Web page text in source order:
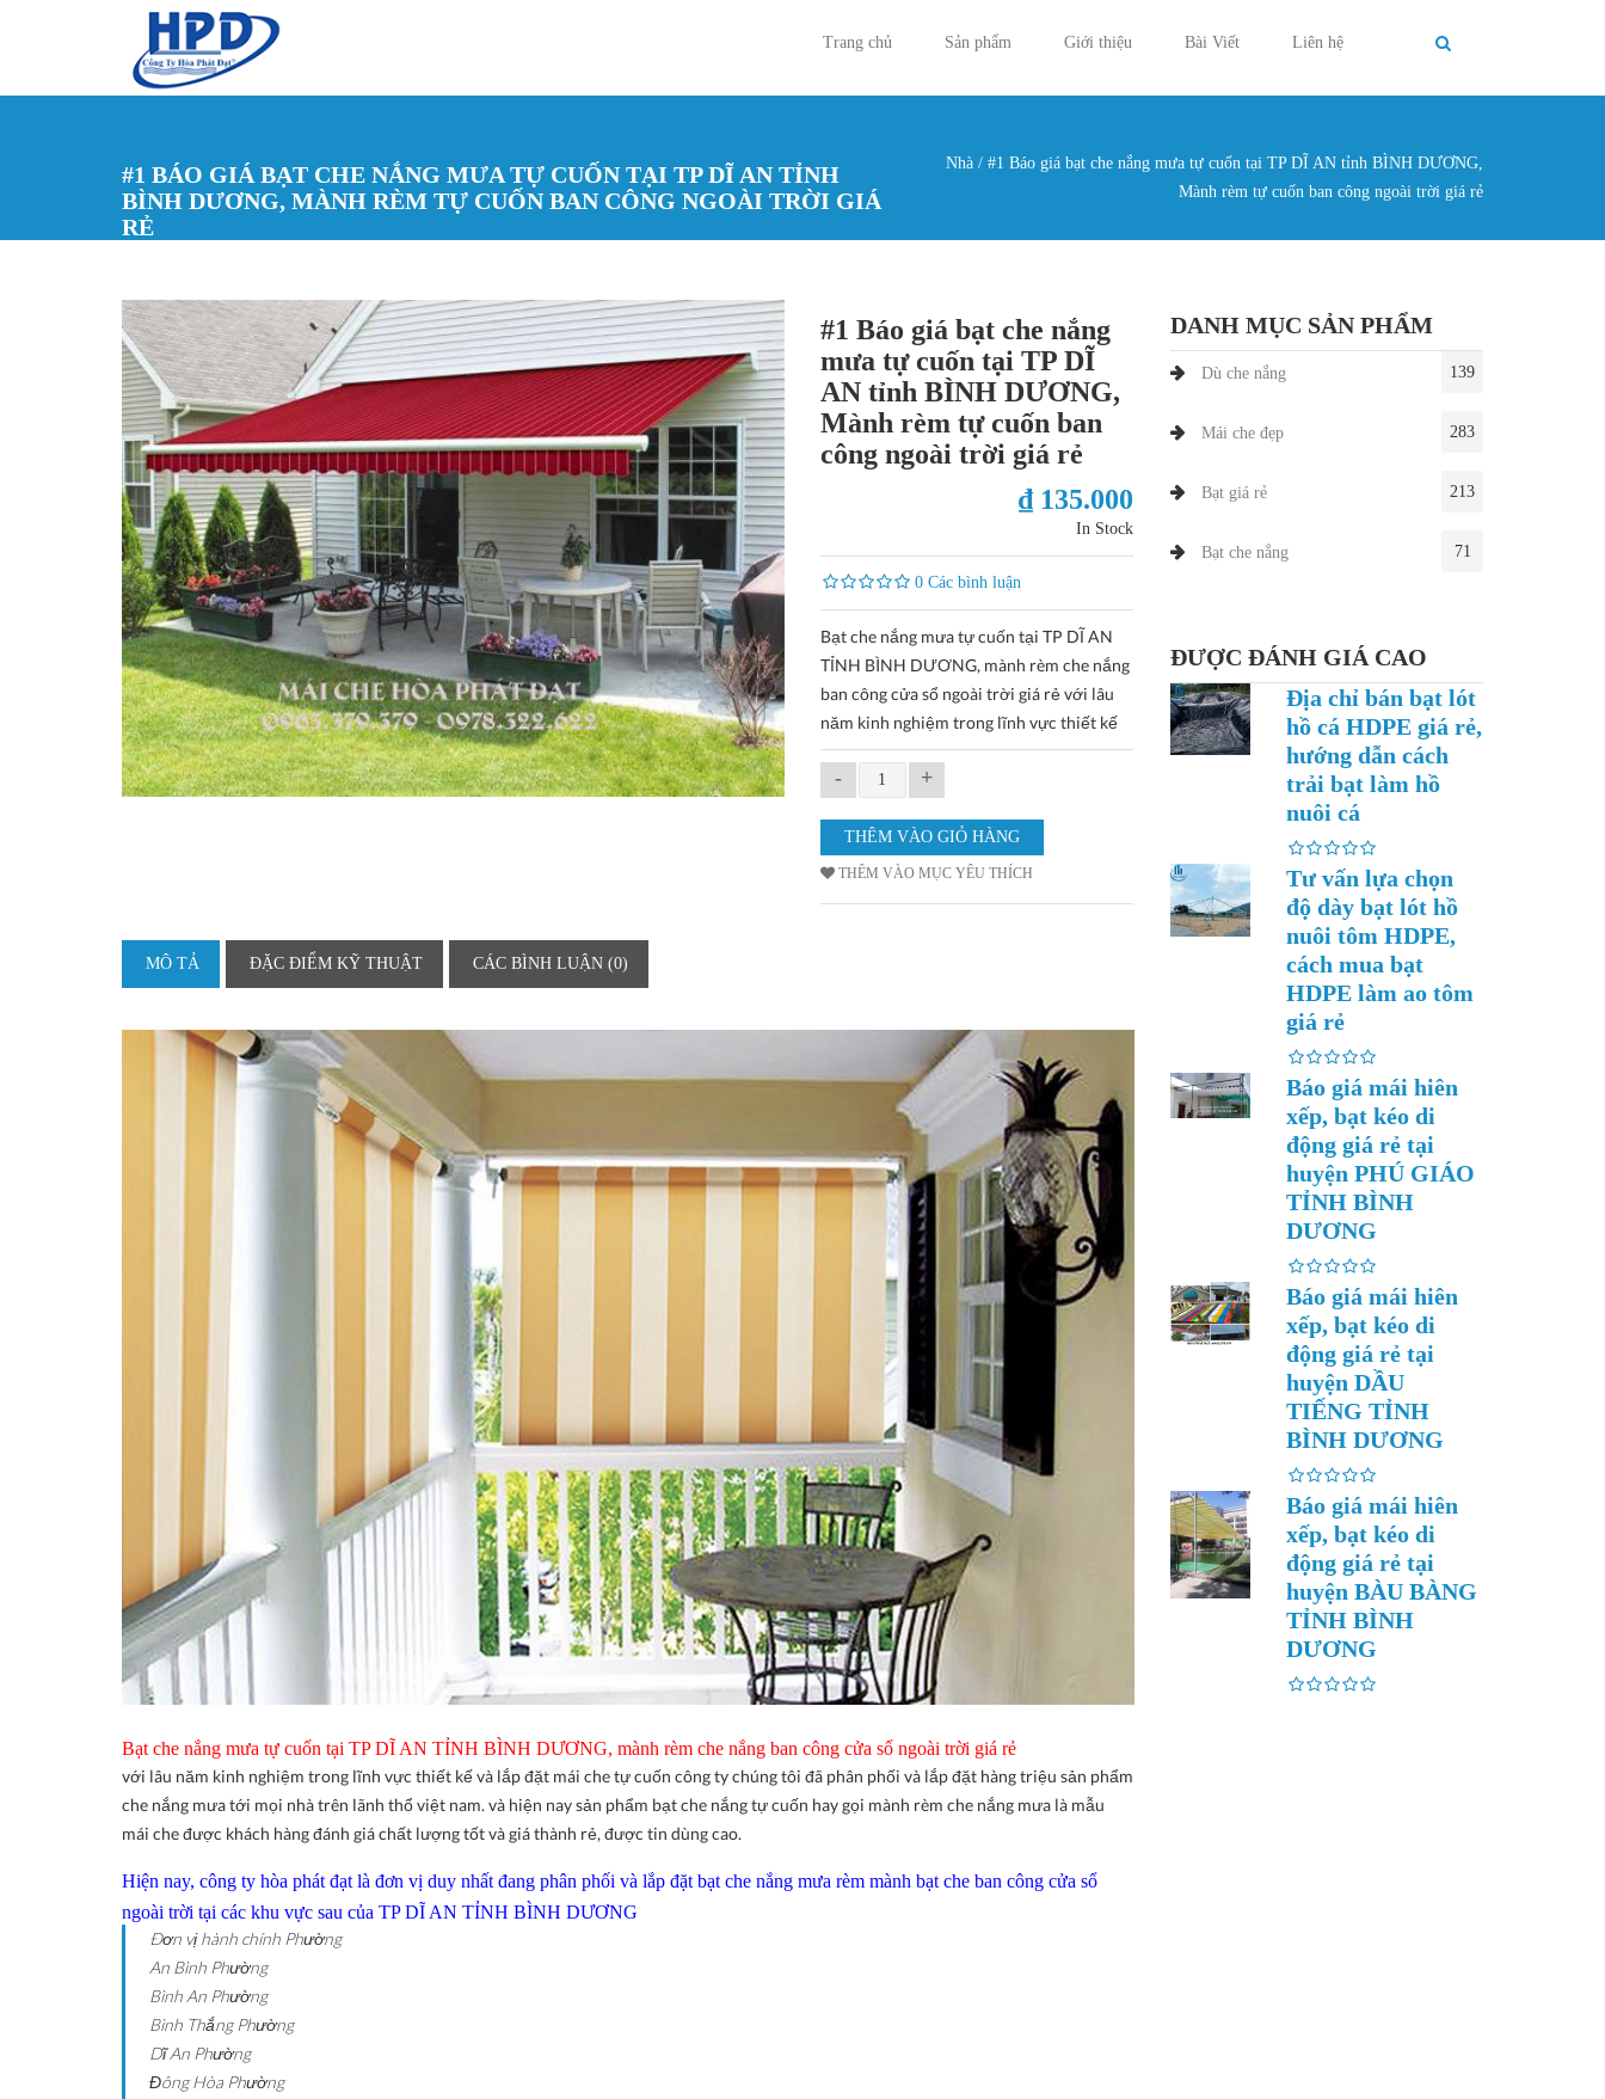
Trang chủ
Sản phẩm Giới thiệu Bài Viết Liên hệ
#1 BÁO GIÁ BẠT CHE NẮNG MƯA TỰ CUỐN TẠI TP DĨ AN TỈNH
BÌNH DƯƠNG, MÀNH RÈM TỰ CUỐN BAN CÔNG NGOÀI TRỜI GIÁ
RẺ
Bạn đang ở đây
Nhà / #1 Báo giá bạt che nắng mưa tự cuốn tại TP DĨ AN tỉnh BÌNH DƯƠNG,
Mành rèm tự cuốn ban công ngoài trời giá rẻ
#1 Báo giá bạt che nắng
mưa tự cuốn tại TP DĨ
AN tỉnh BÌNH DƯƠNG,
Mành rèm tự cuốn ban
công ngoài trời giá rẻ
₫ 135.000
In Stock
0 Các bình luận
Bạt che nắng mưa tự cuốn tại TP DĨ AN
TỈNH BÌNH DƯƠNG, mành rèm che nắng
ban công cửa sổ ngoài trời giá rẻ với lâu
năm kinh nghiệm trong lĩnh vực thiết kế
- +
THÊM VÀO MỤC YÊU THÍCH
MÔ TẢ ĐẶC ĐIỂM KỸ THUẬT CÁC BÌNH LUẬN (0)
Bạt che nắng mưa tự cuốn tại TP DĨ AN TỈNH BÌNH DƯƠNG, mành rèm che nắng ban công cửa sổ ngoài trời giá rẻ
với lâu năm kinh nghiệm trong lĩnh vực thiết kế và lắp đặt mái che tự cuốn công ty chúng tôi đã phân phối và lắp đặt hàng triệu sản phẩm
che nắng mưa tới mọi nhà trên lãnh thổ việt nam. và hiện nay sản phẩm bạt che nắng tự cuốn hay gọi mành rèm che nắng mưa là mẫu
mái che được khách hàng đánh giá chất lượng tốt và giá thành rẻ, được tin dùng cao.
Hiện nay, công ty hòa phát đạt là đơn vị duy nhất đang phân phối và lắp đặt bạt che nắng mưa rèm mành bạt che ban công cửa sổ
ngoài trời tại các khu vực sau của TP DĨ AN TỈNH BÌNH DƯƠNG
Ðơn vị hành chính Phường
An Bình Phường
Bình An Phường
Bình Thắng Phường
Dĩ An Phường
Đông Hòa Phường
DANH MỤC SẢN PHẨM
Dù che nắng 139
Mái che đẹp 283
Bạt giá rẻ 213
Bạt che nắng 71
ĐƯỢC ĐÁNH GIÁ CAO
Địa chỉ bán bạt lót
hồ cá HDPE giá rẻ,
hướng dẫn cách
trải bạt làm hồ
nuôi cá
Tư vấn lựa chọn
độ dày bạt lót hồ
nuôi tôm HDPE,
cách mua bạt
HDPE làm ao tôm
giá rẻ
Báo giá mái hiên
xếp, bạt kéo di
động giá rẻ tại
huyện PHÚ GIÁO
TỈNH BÌNH
DƯƠNG
Báo giá mái hiên
xếp, bạt kéo di
động giá rẻ tại
huyện DẦU
TIẾNG TỈNH
BÌNH DƯƠNG
Báo giá mái hiên
xếp, bạt kéo di
động giá rẻ tại
huyện BÀU BÀNG
TỈNH BÌNH
DƯƠNG